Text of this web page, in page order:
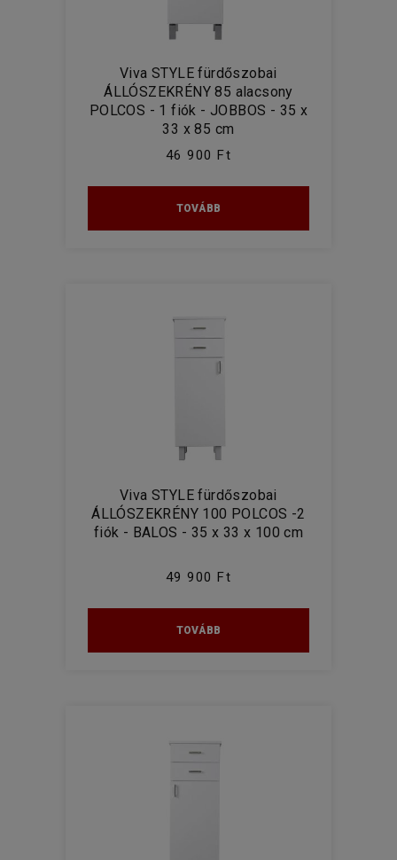
Viva STYLE fürdőszobai
ÁLLÓSZEKRÉNY 85 alacsony
POLCOS - 1 fiók - JOBBOS - 35 x
33 x 85 cm
46 900 Ft
TOVÁBB
Viva STYLE fürdőszobai
ÁLLÓSZEKRÉNY 100 POLCOS -2
fiók - BALOS - 35 x 33 x 100 cm
49 900 Ft
TOVÁBB